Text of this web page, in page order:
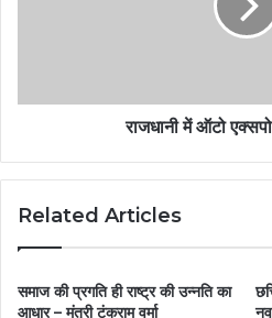
राजधानी में ऑटो
Related Articles
समाज की प्रगति ही राष्ट्र की उन्नति का
आधार – मंत्री टंकराम वर्मा